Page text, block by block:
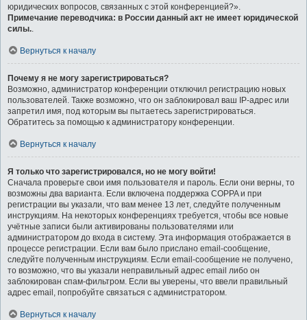
юридических вопросов, связанных с этой конференцией?».
Примечание переводчика: в России данный акт не имеет юридической
силы..
Вернуться к началу
Почему я не могу зарегистрироваться?
Возможно, администратор конференции отключил регистрацию новых
пользователей. Также возможно, что он заблокировал ваш IP-адрес или
запретил имя, под которым вы пытаетесь зарегистрироваться.
Обратитесь за помощью к администратору конференции.
Вернуться к началу
Я только что зарегистрировался, но не могу войти!
Сначала проверьте свои имя пользователя и пароль. Если они верны, то
возможны два варианта. Если включена поддержка COPPA и при
регистрации вы указали, что вам менее 13 лет, следуйте полученным
инструкциям. На некоторых конференциях требуется, чтобы все новые
учётные записи были активированы пользователями или
администратором до входа в систему. Эта информация отображается в
процессе регистрации. Если вам было прислано email-сообщение,
следуйте полученным инструкциям. Если email-сообщение не получено,
то возможно, что вы указали неправильный адрес email либо он
заблокирован спам-фильтром. Если вы уверены, что ввели правильный
адрес email, попробуйте связаться с администратором.
Вернуться к началу